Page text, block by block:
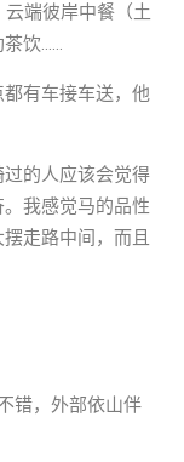
端彼岸中餐（土
茶饮……
有车接车送，他
的人应该会觉得
我感觉马的品性
走路中间，而且
错，外部依山伴